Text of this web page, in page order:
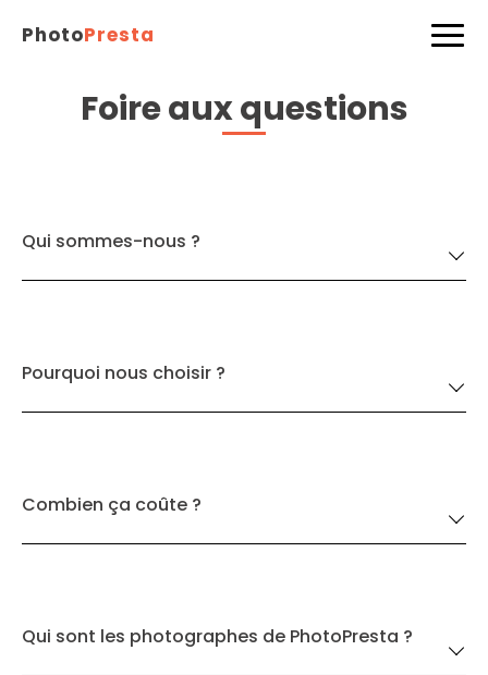
PhotoPresta
Foire aux questions
Qui sommes-nous ?
Pourquoi nous choisir ?
Combien ça coûte ?
Qui sont les photographes de PhotoPresta ?